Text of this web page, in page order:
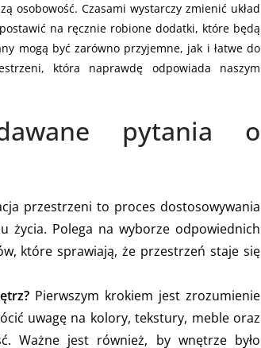
osobowość. Czasami wystarczy zmienić układ
na ręcznie robione dodatki, które będą
mogą być zarówno przyjemne, jak i łatwe do
która naprawdę odpowiada naszym
pytania o
przestrzeni to proces dostosowywania
Polega na wyborze odpowiednich
które sprawiają, że przestrzeń staje się
Pierwszym krokiem jest zrozumienie
uwagę na kolory, tekstury, meble oraz
Ważne jest również, by wnętrze było